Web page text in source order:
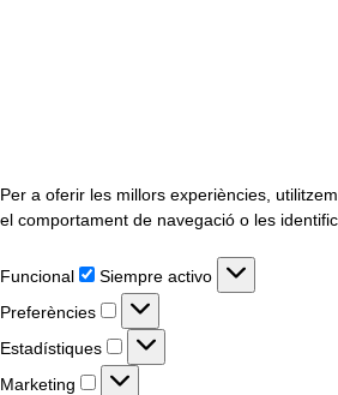
Per a oferir les millors experiències,
el comportament de navegació o les
Funcional Funcional
Siempre activo
Preferències
Preferències
Estadístiques Estadístiques
Marketing
Marketing